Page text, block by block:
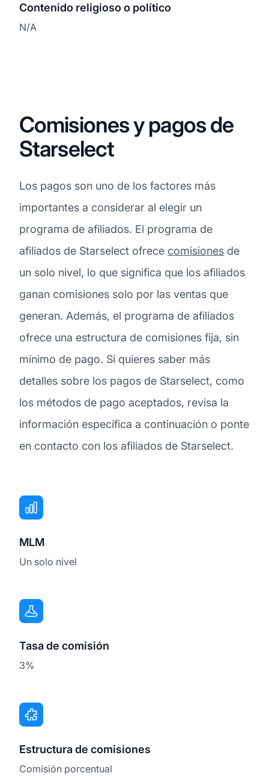
Contenido religioso o político
N/A
Comisiones y pagos de
Starselect
Los pagos son uno de los factores más
importantes a considerar al elegir un
programa de afiliados. El programa de
afiliados de Starselect ofrece comisiones de
un solo nivel, lo que significa que los afiliados
ganan comisiones solo por las ventas que
generan. Además, el programa de afiliados
ofrece una estructura de comisiones fija, sin
mínimo de pago. Si quieres saber más
detalles sobre los pagos de Starselect, como
los métodos de pago aceptados, revisa la
información específica a continuación o ponte
en contacto con los afiliados de Starselect.
MLM
Un solo nivel
Tasa de comisión
3%
Estructura de comisiones
Comisión porcentual